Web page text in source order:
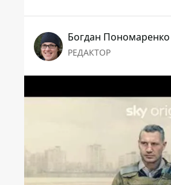
Богдан Пономаренко
РЕДАКТОР